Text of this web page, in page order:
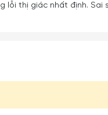
lỗi thị giác nhất định. Sai